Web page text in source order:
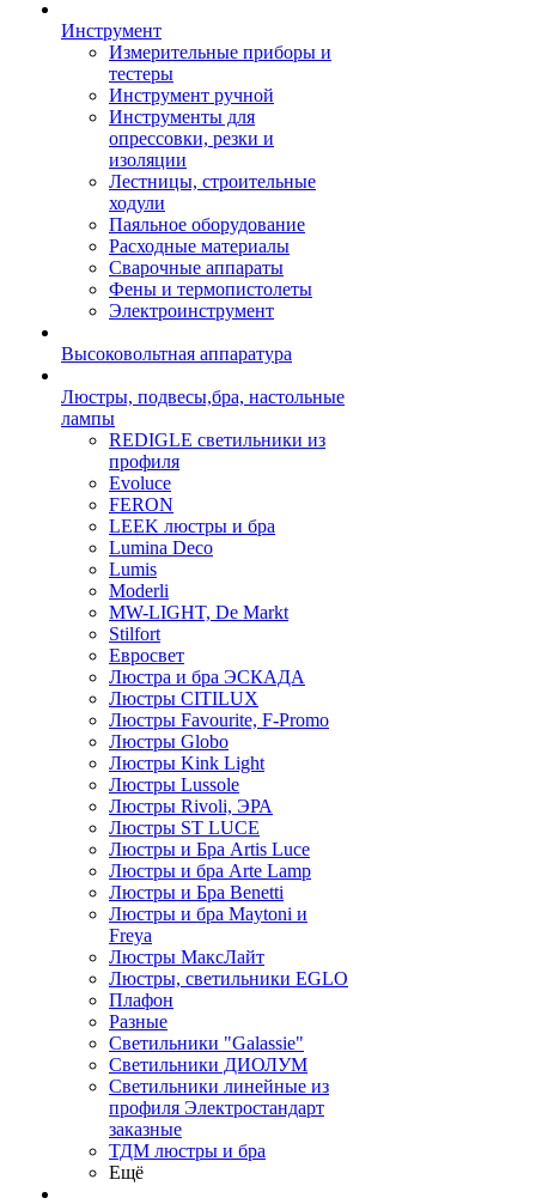
Инструмент
Измерительные приборы и
тестеры
Инструмент ручной
Инструменты для
опрессовки, резки и
изоляции
Лестницы, строительные
ходули
Паяльное оборудование
Расходные материалы
Сварочные аппараты
Фены и термопистолеты
Электроинструмент
Высоковольтная аппаратура
Люстры, подвесы,бра, настольные
лампы
REDIGLE светильники из
профиля
Evoluce
FERON
LEEK люстры и бра
Lumina Deco
Lumis
Moderli
MW-LIGHT, De Markt
Stilfort
Евросвет
Люстра и бра ЭСКАДА
Люстры CITILUX
Люстры Favourite, F-Promo
Люстры Globo
Люстры Kink Light
Люстры Lussole
Люстры Rivoli, ЭРА
Люстры ST LUCE
Люстры и Бра Artis Luce
Люстры и бра Arte Lamp
Люстры и Бра Benetti
Люстры и бра Maytoni и
Freya
Люстры МаксЛайт
Люстры, светильники EGLO
Плафон
Разные
Светильники "Galassie"
Светильники ДИОЛУМ
Светильники линейные из
профиля Электростандарт
заказные
ТДМ люстры и бра
Ещё